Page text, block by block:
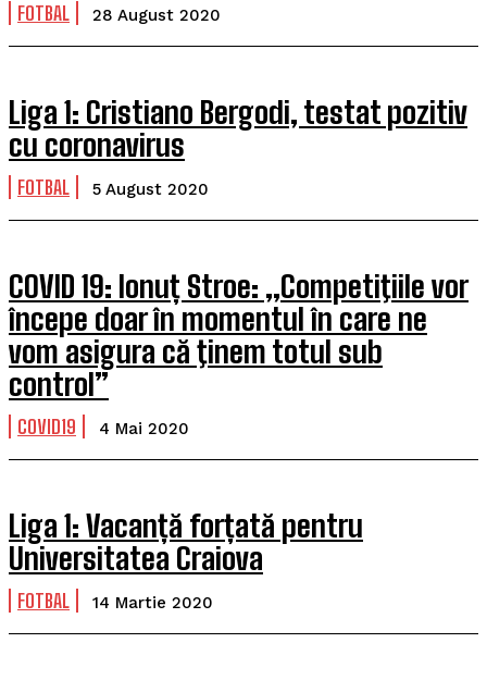
FOTBAL 28 August 2020
Liga 1: Cristiano Bergodi, testat pozitiv
cu coronavirus
FOTBAL 5 August 2020
COVID 19: Ionuț Stroe: „Competiţiile vor
începe doar în momentul în care ne
vom asigura că ţinem totul sub
control”
COVID19 4 Mai 2020
Liga 1: Vacanță forțată pentru
Universitatea Craiova
FOTBAL 14 Martie 2020